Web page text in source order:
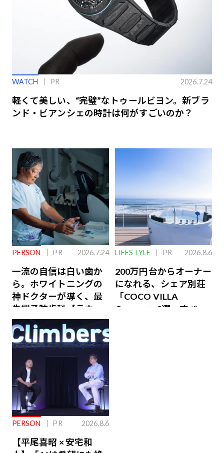
WATCH PR 2026.7.24
軽くて美しい、“完璧”なトゥールビヨン。新ブラ
ンド・ビアンシェの時計は何がすごいのか？
PERSON PR 2026.7.24
一流の自信は白い歯か
ら。ホワイトニングの
神ドクターが導く、最
先端予防歯科【ラウン
ジ会員特典あり】
LIFESTYLE PR 2026.8.6
200万円台からオーナー
になれる、シェア別荘
「COCO VILLA
Owners」3選。すべて
PERSON PR 2026.8.6
【平尾喜昭 × 安宅和